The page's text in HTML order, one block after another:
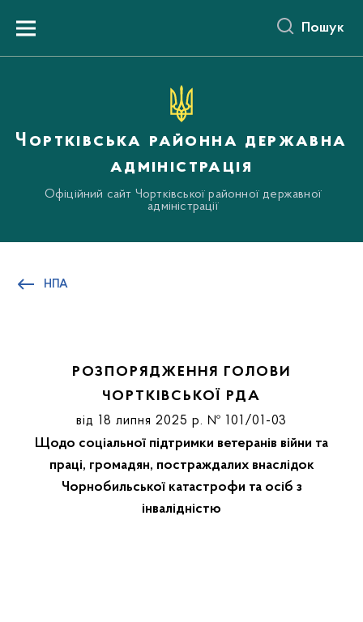
вмістуMenu Пошук
Чортківська районна державна
адміністрація
Офіційний сайт Чортківської районної державної
адміністрації
НПА
РОЗПОРЯДЖЕННЯ ГОЛОВИ
ЧОРТКІВСЬКОЇ РДА
від 18 липня 2025 р. № 101/01-03
Щодо соціальної підтримки ветеранів війни та
праці, громадян, постраждалих внаслідок
Чорнобильської катастрофи та осіб з
інвалідністю